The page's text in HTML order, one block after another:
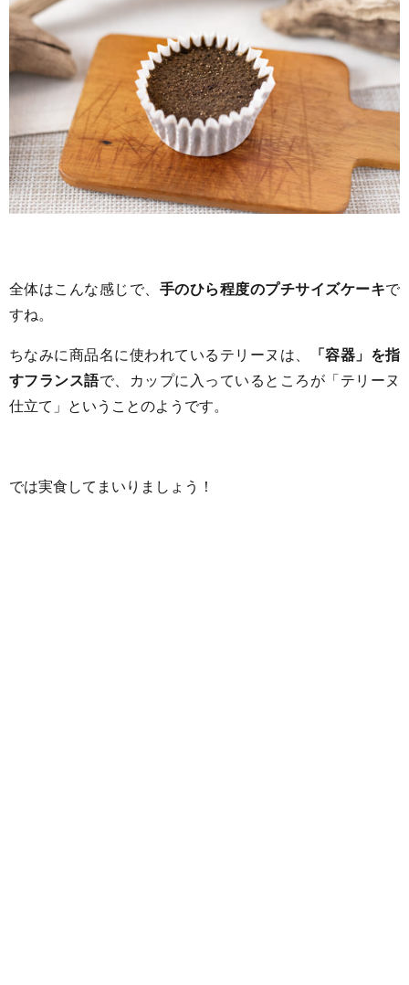
全体はこんな感じで、 手のひら程度のプチサイズケーキで
すね。
ちなみに商品名に使われているテリーヌは、
「容器」を指
すフランス語で、カップに入っているところが「テリーヌ
仕立て」ということのようです。
では実食してまいりましょう！